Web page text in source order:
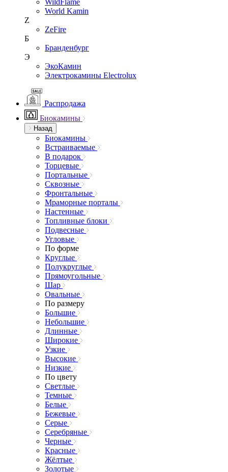
World Kamin
Z
ZeFire
Б
Бранденбург
Э
ЭкоКамин
Электрокамины Electrolux
Распродажа
Биокамины
Назад
Биокамины
Встраиваемые
В подарок
Торцевые
Портальные
Сквозные
Фронтальные
Мраморные порталы
Настенные
Топливные блоки
Подвесные
Угловые
По форме
Круглые
Полукруглые
Прямоугольные
Шар
Овальные
По размеру
Большие
Небольшие
Длинные
Широкие
Узкие
Высокие
Низкие
По цвету
Светлые
Темные
Белые
Бежевые
Серые
Серебряные
Черные
Красные
Жёлтые
Золотые